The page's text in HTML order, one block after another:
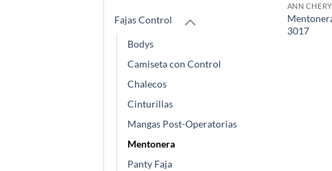
Fajas Control
Bodys
Camiseta con Control
Chalecos
Cinturillas
Mangas Post-Operatorias
Mentonera
Panty Faja
ANN CHERY
3017